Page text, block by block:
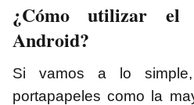
¿Cómo utilizar el
Android?
Si vamos a lo
portapapeles como la